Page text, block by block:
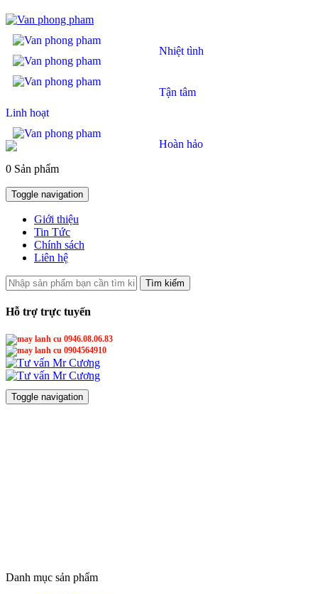
Nhiệt tình
Tận tâm
Linh hoạt
Hoàn hảo
0 Sản phẩm
Toggle navigation
Giới thiệu
Tin Tức
Chính sách
Liên hệ
Tìm kiếm
Hỗ trợ trực tuyến
0946.08.06.83
0904564910
Mr Cương
Mr Cương
Toggle navigation
Danh mục sản phẩm